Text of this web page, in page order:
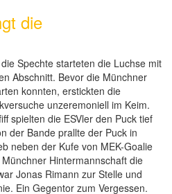
die
Spechte starteten die Luchse mit
Abschnitt. Bevor die Münchner
konnten, erstickten die
unzeremoniell im Keim.
spielten die ESVler den Puck tief
der Bande prallte der Puck in
neben der Kufe von MEK-Goalie
Hintermannschaft die
Jonas Rimann zur Stelle und
Ein Gegentor zum Vergessen.